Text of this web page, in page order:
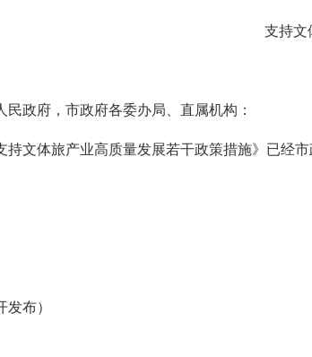
支持文体
民政府，市政府各委办局、直属机构：
体旅产业高质量发展若干政策措施》已经市
布）